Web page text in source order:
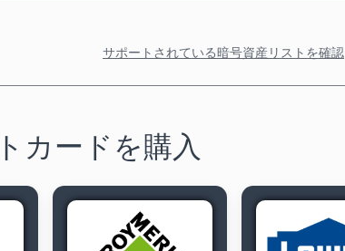
サポートされている暗号資産リストを確認
カードを購入